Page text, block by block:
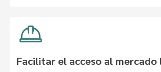
Facilitar el acceso al mercado